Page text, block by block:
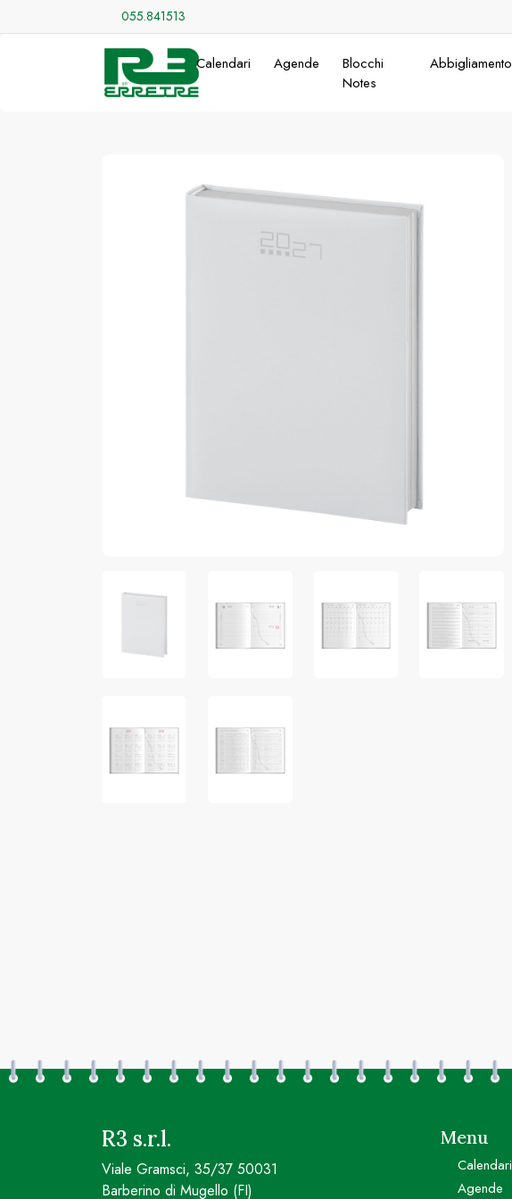
055.841513
Calendari Agende
Blocchi
Notes
Abbigliamento
R3 s.r.l.
Viale Gramsci, 35/37 50031
Barberino di Mugello (FI)
Menu
Calendari
Agende